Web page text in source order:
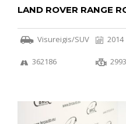
LAND ROVER RANGE
Visureigis/SUV 2014
362186